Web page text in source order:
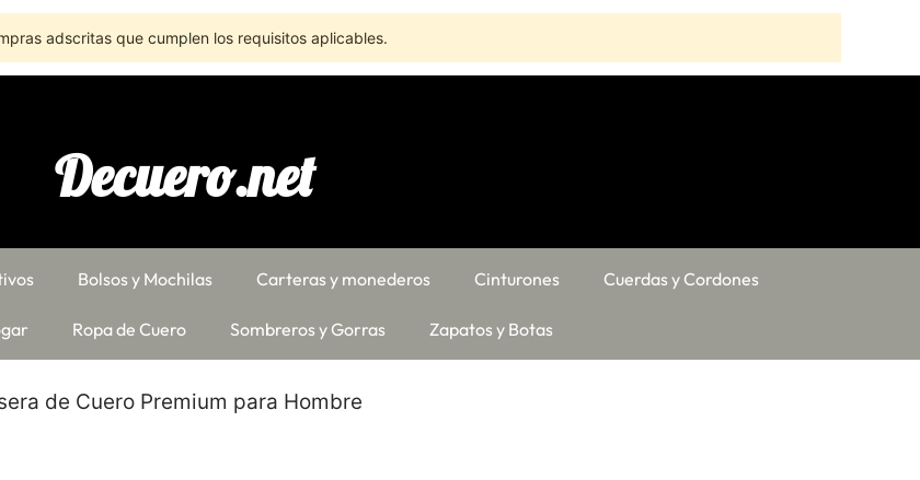
adscritas que cumplen los requisitos aplicables.
Decuero.net
Bolsos y Mochilas Carteras y monederos Cinturones Cuerdas y Cordones
Ropa de Cuero Sombreros y Gorras Zapatos y Botas
de Cuero Premium para Hombre